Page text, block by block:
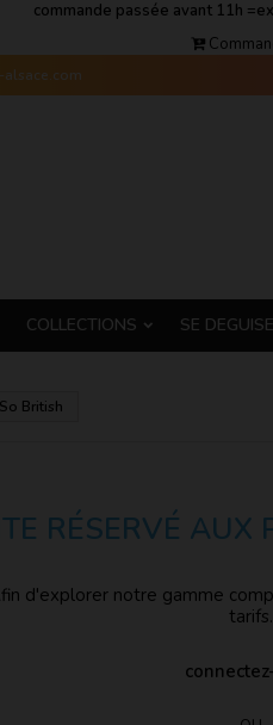
commande passée avant 11h
COLLECTIONS SE
So British
RÉSERVÉ AUX
d'explorer notre gamme
tarifs.